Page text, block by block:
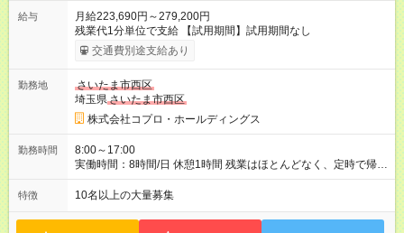
給与
月給223,690円～279,200円
残業代1分単位で支給 【試用期間】試用期間なし
交通費別途支給あり
勤務地
さいたま市西区
埼玉県さいたま市西区
株式会社コプロ・ホールディングス
勤務時間
8:00～17:00
実働時間：8時間/日 休憩1時間 残業はほとんどなく、定時で帰れ
る日が多い働き方です。 毎日の業務は進捗管理や事務が中心な
ので、 「今日やるべき仕事」が終われば、自然と区切りをつけ
方を大切にしています。
特徴 10名以上の大量募集